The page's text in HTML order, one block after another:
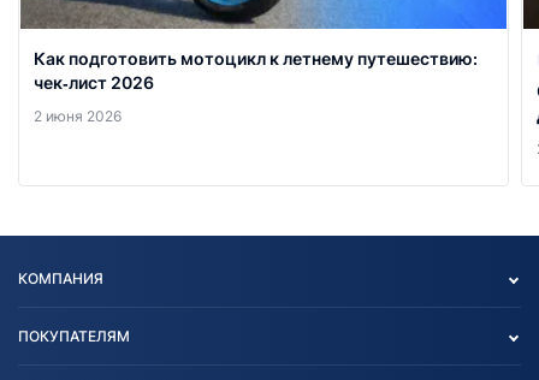
Как подготовить мотоцикл к летнему путешествию:
чек‑лист 2026
2 июня 2026
КОМПАНИЯ
ПОКУПАТЕЛЯМ